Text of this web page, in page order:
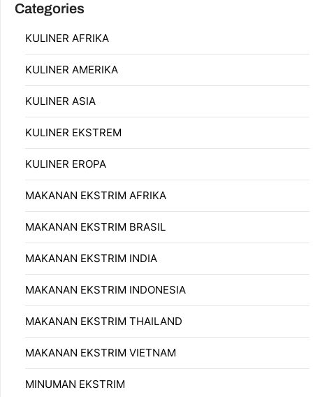
Categories
KULINER AFRIKA
KULINER AMERIKA
KULINER ASIA
KULINER EKSTREM
KULINER EROPA
MAKANAN EKSTRIM AFRIKA
MAKANAN EKSTRIM BRASIL
MAKANAN EKSTRIM INDIA
MAKANAN EKSTRIM INDONESIA
MAKANAN EKSTRIM THAILAND
MAKANAN EKSTRIM VIETNAM
MINUMAN EKSTRIM